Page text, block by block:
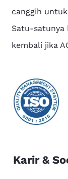
canggih
Satu-satunya
kembali jika
Karir &